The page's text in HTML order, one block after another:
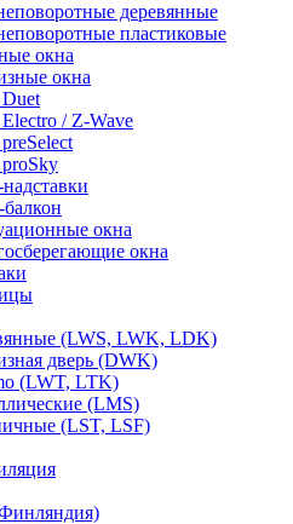
деревянные
пластиковые
окна
окна
/ Z-Wave
окна
окна
(LWS, LWK, LDK)
дверь (DWK)
(LWT, LTK)
(LMS)
(LST, LSF)